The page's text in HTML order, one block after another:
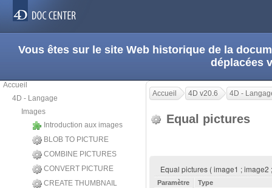
Vous êtes sur le site Web historique de la
déplacées
Accueil
4D - Langage
Images
Introduction aux images
BLOB TO PICTURE
COMBINE PICTURES
CONVERT PICTURE
CREATE THUMBNAIL
Accueil 4D v20.6 4D -
Equal pictures
Equal pictures ( image1 ;
Paramètre
Type